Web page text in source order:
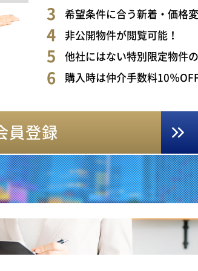
希望条件に合う新着・価格
非公開物件が閲覧可能！
他社にはない特別限定物件
購入時は仲介手数料10％
員登録